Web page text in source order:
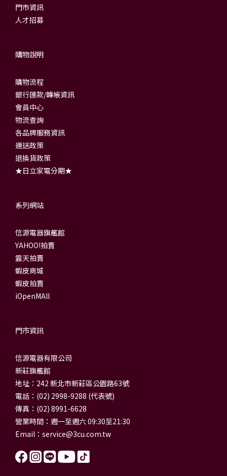
門市資訊
人才招募
購物說明
購物流程
銀行匯款/轉帳資訊
會員中心
物流查詢
各品牌服務資訊
運送政策
退換貨政策
★日立家電分期★
系列網站
信源電器旗艦館
YAHOO!拍賣
露天拍賣
蝦皮商城
蝦皮拍賣
iOpenMAll
門市資訊
信源電器有限公司
新莊旗艦館
地址：242 新北市新莊區公園路63號
電話：(02) 2998-9288 (代表號)
傳真：(02) 8991-6628
營業時間：週一至週六 09:30至21:30
Email： service@3cu.com.tw